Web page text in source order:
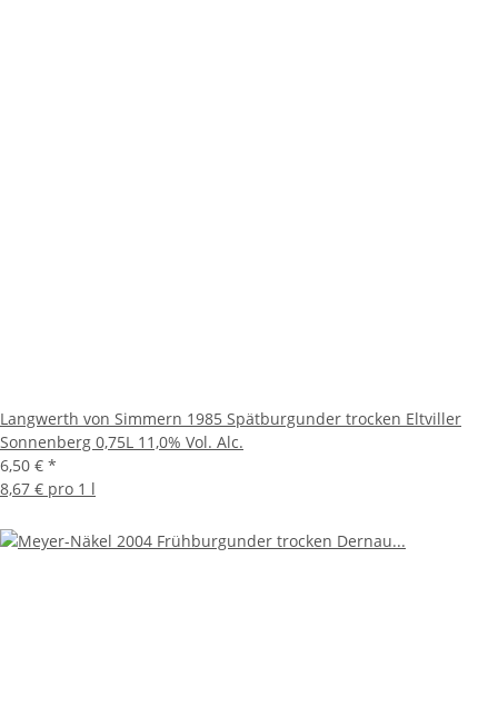
Langwerth von Simmern 1985 Spätburgunder trocken Eltviller
Sonnenberg 0,75L 11,0% Vol. Alc.
6,50 € *
8,67 € pro 1 l